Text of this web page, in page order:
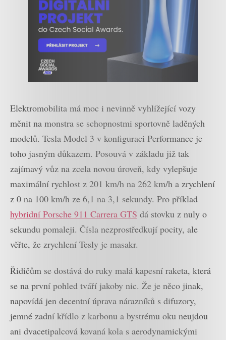
Elektromobilita má moc i nevinně vyhlížející vozy
měnit na monstra se schopnostmi sportovně laděných
modelů. Tesla Model 3 v konfiguraci Performance je
toho jasným důkazem. Posouvá v základu již tak
zajímavý vůz na zcela novou úroveň, kdy vylepšuje
maximální rychlost z 201 km/h na 262 km/h a zrychlení
z 0 na 100 km/h ze 6,1 na 3,1 sekundy. Pro příklad
hybridní Porsche 911 Carrera GTS dá stovku z nuly o
sekundu pomaleji. Čísla nezprostředkují pocity, ale
věřte, že zrychlení Tesly je masakr.
Řidičům se dostává do ruky malá kapesní raketa, která
se na první pohled tváří jakoby nic. Že je něco jinak,
napovídá jen decentní úprava nárazníků s difuzory,
jemné zadní křídlo z karbonu a bystrému oku neujdou
ani dvacetipalcová kovaná kola s aerodynamickými